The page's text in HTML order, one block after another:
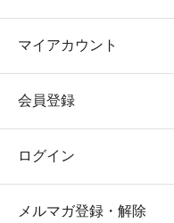
マイアカウント
会員登録
ログイン
メルマガ登録・解除